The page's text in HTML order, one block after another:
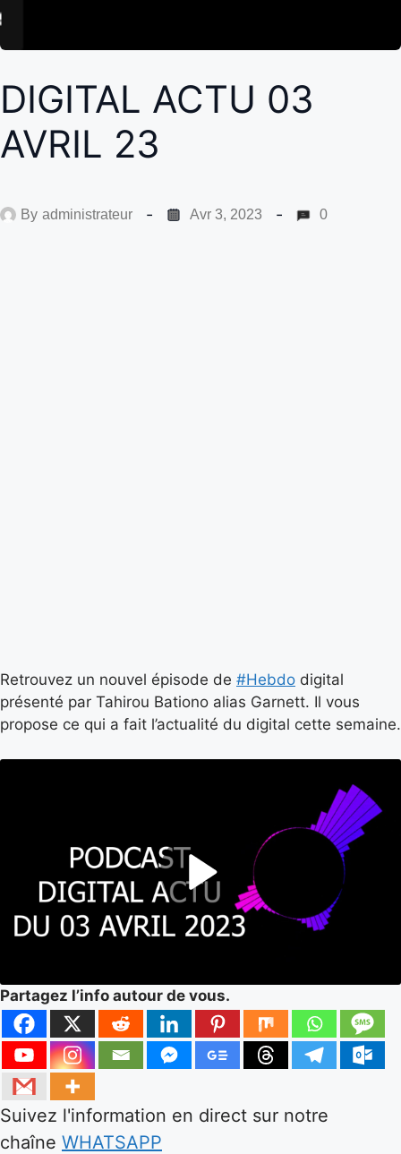
DIGITAL ACTU 03
AVRIL 23
By administrateur Avr 3, 2023 0
Retrouvez un nouvel épisode de #Hebdo digital
présenté par Tahirou Bationo alias Garnett. Il vous
propose ce qui a fait l’actualité du digital cette semaine.
Partagez l’info autour de vous.
Suivez l'information en direct sur notre
chaîne WHATSAPP